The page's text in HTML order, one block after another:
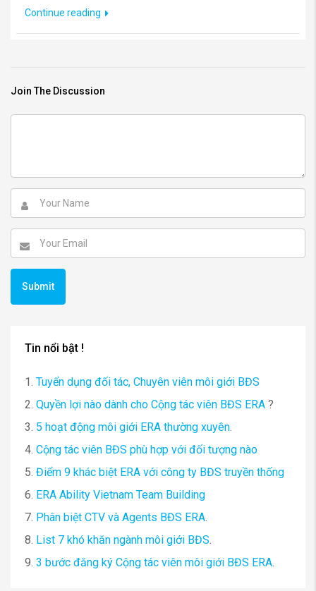
Continue reading
Join The Discussion
Tin nổi bật !
1. Tuyển dụng đối tác, Chuyên viên môi giới BĐS
2. Quyền lợi nào dành cho Cộng tác viên BĐS ERA ?
3. 5 hoạt động môi giới ERA thường xuyên.
4. Cộng tác viên BĐS phù hợp với đối tượng nào
5. Điểm 9 khác biệt ERA với công ty BĐS truyền thống
6. ERA Ability Vietnam Team Building
7. Phân biệt CTV và Agents BĐS ERA.
8. List 7 khó khăn ngành môi giới BĐS.
9. 3 bước đăng ký Cộng tác viên môi giới BĐS ERA.